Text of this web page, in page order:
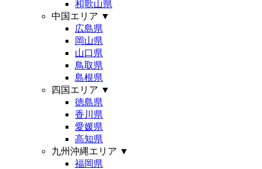
和歌山県
中国エリア ▼
広島県
岡山県
山口県
鳥取県
島根県
四国エリア ▼
徳島県
香川県
愛媛県
高知県
九州沖縄エリア ▼
福岡県